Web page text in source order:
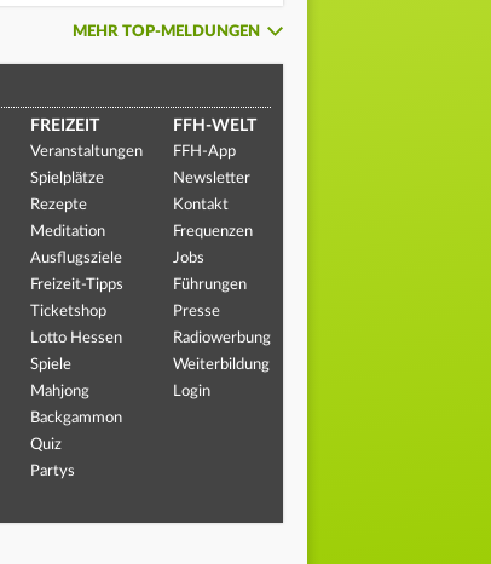
MEHR TOP-MELDUNGEN
FREIZEIT
Veranstaltungen
Spielplätze
Rezepte
Meditation
Ausflugsziele
Freizeit-Tipps
Ticketshop
Lotto Hessen
Spiele
Mahjong
Backgammon
Quiz
Partys
FFH-WELT
FFH-App
Newsletter
Kontakt
Frequenzen
Jobs
Führungen
Presse
Radiowerbung
Weiterbildung
Login